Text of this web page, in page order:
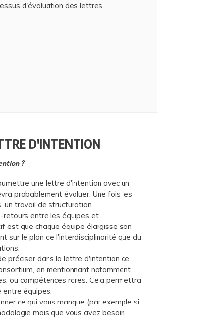
d'évaluation des lettres
D'INTENTION
?
une lettre d'intention avec un
probablement évoluer. Une fois les
un travail de structuration
retours entre les équipes et
est que chaque équipe élargisse son
sur le plan de l'interdisciplinarité que du
préciser dans la lettre d'intention ce
en mentionnant notamment
ou compétences rares. Cela permettra
équipes.
ce qui vous manque (par exemple si
mais que vous avez besoin